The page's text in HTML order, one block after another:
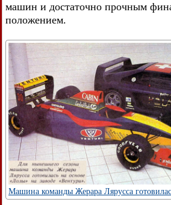
машин и достаточно прочным
положением.
Машина команды Жерара Лярусса